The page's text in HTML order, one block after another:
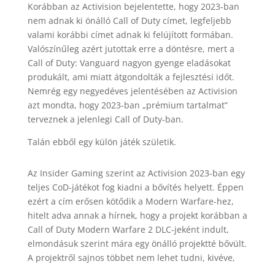
Korábban az Activision bejelentette, hogy 2023-ban
nem adnak ki önálló Call of Duty címet, legfeljebb
valami korábbi címet adnak ki felújított formában.
Valószínűleg azért jutottak erre a döntésre, mert a
Call of Duty: Vanguard nagyon gyenge eladásokat
produkált, ami miatt átgondolták a fejlesztési időt.
Nemrég egy negyedéves jelentésében az Activision
azt mondta, hogy 2023-ban „prémium tartalmat”
terveznek a jelenlegi Call of Duty-ban.
Talán ebből egy külön játék születik.
Az Insider Gaming szerint az Activision 2023-ban egy
teljes CoD-játékot fog kiadni a bővítés helyett. Éppen
ezért a cím erősen kötődik a Modern Warfare-hez,
hitelt adva annak a hírnek, hogy a projekt korábban a
Call of Duty Modern Warfare 2 DLC-jeként indult,
elmondásuk szerint mára egy önálló projektté bővült.
A projektről sajnos többet nem lehet tudni, kivéve,